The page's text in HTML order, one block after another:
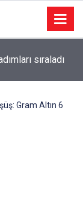
sıraladı
Gram Altın 6